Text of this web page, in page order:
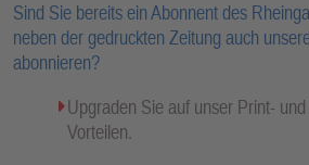
Sind Sie bereits ein Abonnent des
neben der gedruckten Zeitung auch
abonnieren?
Upgraden Sie auf unser Print-
Vorteilen.